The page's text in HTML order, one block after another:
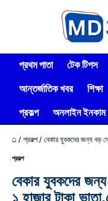
প্রথম পাতা টেক টিপস
আন্তর্জাতিক খবর
শিক্ষা
প্রকল্প
অনলাইন ইনকাম
⌂ / প্রকল্প/ বেকার যুবকদের জন্য বড়
প্রকল্প
বেকার যুবকদের
১ হাজার টাকা